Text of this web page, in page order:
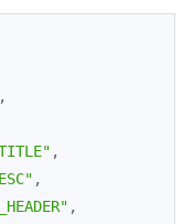
,
,
,
,